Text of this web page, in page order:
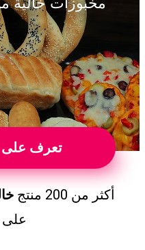
تعرف على
أكثر من 200 منتج